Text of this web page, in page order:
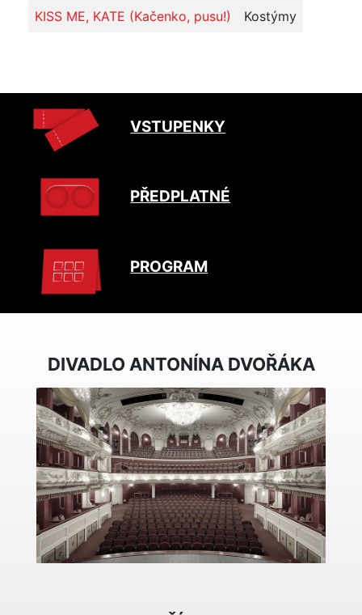
KISS ME, KATE (Kačenko, pusu!) Kostýmy
VSTUPENKY
PŘEDPLATNÉ
PROGRAM
DIVADLO ANTONÍNA DVOŘÁKA